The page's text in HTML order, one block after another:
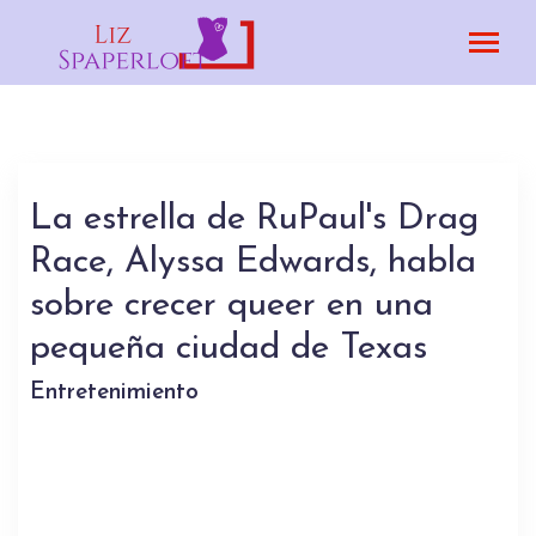
La estrella de RuPaul's Drag
Race, Alyssa Edwards, habla
sobre crecer queer en una
pequeña ciudad de Texas
Entretenimiento